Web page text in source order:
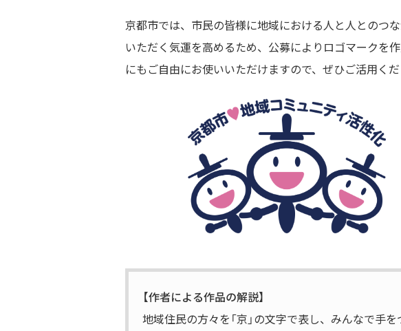
京都市では、市民の皆様に地域における人と人とのつ
いただく気運を高めるため、公募によりロゴマークを
にもご自由にお使いいただけますので、ぜひご活用くだ
【作者による作品の解説】
地域住民の方々を「京」の文字で表し、みんなで手